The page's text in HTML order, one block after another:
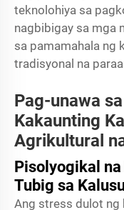
teknolohiya sa
nagbibigay sa mga
sa pamamahala ng
tradisyonal na
Pag-unawa
Kakaunting
Agrikultural
Pisolyogikal
Tubig sa
Ang stress dulot ng